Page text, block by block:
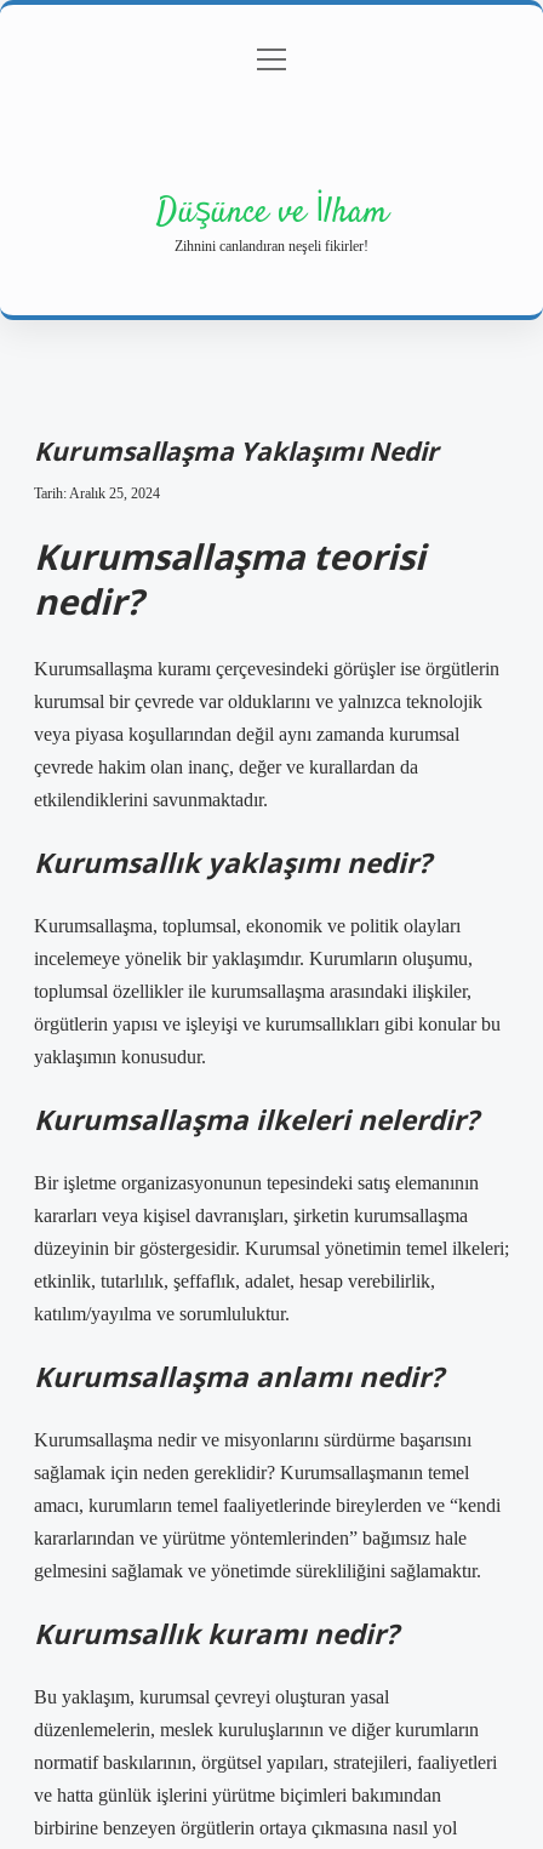
Gizlilik Politikası
menüyü
Düşünce ve İlham
Zihnini canlandıran neşeli fikirler!
Kurumsallaşma Yaklaşımı Nedir
Tarih: Aralık 25, 2024
Kurumsallaşma teorisi
nedir?
Kurumsallaşma kuramı çerçevesindeki görüşler ise örgütlerin
kurumsal bir çevrede var olduklarını ve yalnızca teknolojik
veya piyasa koşullarından değil aynı zamanda kurumsal
çevrede hakim olan inanç, değer ve kurallardan da
etkilendiklerini savunmaktadır.
Kurumsallık yaklaşımı nedir?
Kurumsallaşma, toplumsal, ekonomik ve politik olayları
incelemeye yönelik bir yaklaşımdır. Kurumların oluşumu,
toplumsal özellikler ile kurumsallaşma arasındaki ilişkiler,
örgütlerin yapısı ve işleyişi ve kurumsallıkları gibi konular bu
yaklaşımın konusudur.
Kurumsallaşma ilkeleri nelerdir?
Bir işletme organizasyonunun tepesindeki satış elemanının
kararları veya kişisel davranışları, şirketin kurumsallaşma
düzeyinin bir göstergesidir. Kurumsal yönetimin temel ilkeleri;
etkinlik, tutarlılık, şeffaflık, adalet, hesap verebilirlik,
katılım/yayılma ve sorumluluktur.
Kurumsallaşma anlamı nedir?
Kurumsallaşma nedir ve misyonlarını sürdürme başarısını
sağlamak için neden gereklidir? Kurumsallaşmanın temel
amacı, kurumların temel faaliyetlerinde bireylerden ve “kendi
kararlarından ve yürütme yöntemlerinden” bağımsız hale
gelmesini sağlamak ve yönetimde sürekliliğini sağlamaktır.
Kurumsallık kuramı nedir?
Bu yaklaşım, kurumsal çevreyi oluşturan yasal
düzenlemelerin, meslek kuruluşlarının ve diğer kurumların
normatif baskılarının, örgütsel yapıları, stratejileri, faaliyetleri
ve hatta günlük işlerini yürütme biçimleri bakımından
birbirine benzeyen örgütlerin ortaya çıkmasına nasıl yol